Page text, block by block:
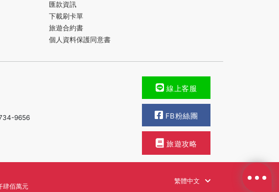
匯款資訊
下載刷卡單
旅遊合約書
個人資料保護同意書
9656
線上客服
FB粉絲團
旅遊攻略
肆佰萬元
繁體中文